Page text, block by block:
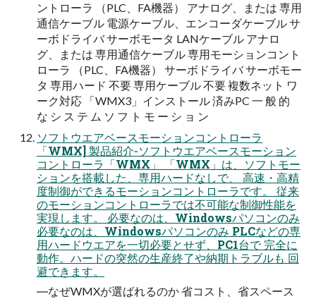
ントローラ （PLC、FA機器） アナログ、または 専用
通信ケーブル 電源ケーブル、エンコーダケーブル サ
ーボドライバ サーボモータ LANケーブル アナロ
グ、または 専用通信ケーブル 専用モーションコント
ローラ （PLC、FA機器） サーボドライバ サーボモー
タ 専用ハード 不要 専用ケーブル 不要 複数ネット ワ
ーク対応 「WMX3」インストール 済みPC 一 般 的
な シ ス テ ム ソ フ ト モ ー シ ョ ン
ソフトウエアベースモーションコントローラ
「WMX] 製品紹介‐ソフトウエアベースモーション
コントローラ「WMX」 「WMX」は、ソフトモー
ションを搭載した、専用ハードなしで、 高速・高精
度制御ができるモーションコントローラです。 従来
のモーションコントローラでは不可能な制御性能を
実現します。 必要なのは、Windowsパソコンのみ
必要なのは、Windowsパソコンのみ PLCなどの専
用ハードウエアを一切必要とせず、PC1台で 完全に
動作。ハードの突然の生産終了や納期トラブルも 回
避できます。
―なぜWMXが選ばれるのか 省コスト、省スペース